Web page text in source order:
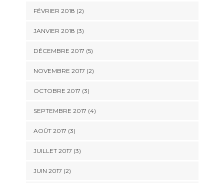
FÉVRIER 2018 (2)
JANVIER 2018 (3)
DÉCEMBRE 2017 (5)
NOVEMBRE 2017 (2)
OCTOBRE 2017 (3)
SEPTEMBRE 2017 (4)
AOÛT 2017 (3)
JUILLET 2017 (3)
JUIN 2017 (2)